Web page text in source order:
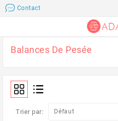
Contact
Balances De Pesée
Trier par: